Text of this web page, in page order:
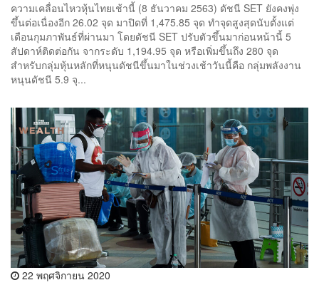
ความเคลื่อนไหวหุ้นไทยเช้านี้ (8 ธันวาคม 2563) ดัชนี SET ยังคงพุ่ง
ขึ้นต่อเนื่องอีก 26.02 จุด มาปิดที่ 1,475.85 จุด ทำจุดสูงสุดนับตั้งแต่
เดือนกุมภาพันธ์ที่ผ่านมา โดยดัชนี SET ปรับตัวขึ้นมาก่อนหน้านี้ 5
สัปดาห์ติดต่อกัน จากระดับ 1,194.95 จุด หรือเพิ่มขึ้นถึง 280 จุด
สำหรับกลุ่มหุ้นหลักที่หนุนดัชนีขึ้นมาในช่วงเช้าวันนี้คือ กลุ่มพลังงาน
หนุนดัชนี 5.9 จุ...
22 พฤศจิกายน 2020